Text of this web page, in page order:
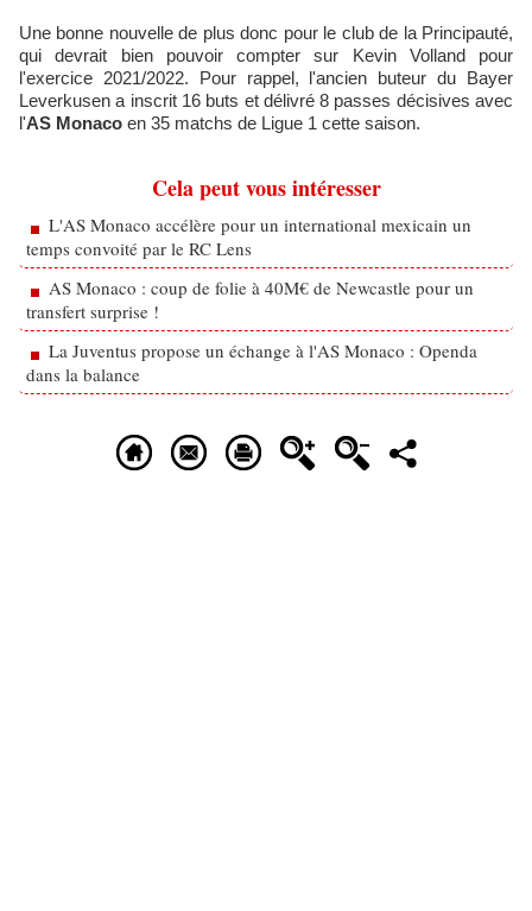
Une bonne nouvelle de plus donc pour le club de la Principauté,
qui devrait bien pouvoir compter sur Kevin Volland pour
l'exercice 2021/2022. Pour rappel, l'ancien buteur du Bayer
Leverkusen a inscrit 16 buts et délivré 8 passes décisives avec
l'AS Monaco en 35 matchs de Ligue 1 cette saison.
Cela peut vous intéresser
L'AS Monaco accélère pour un international mexicain un
temps convoité par le RC Lens
AS Monaco : coup de folie à 40M€ de Newcastle pour un
transfert surprise !
La Juventus propose un échange à l'AS Monaco : Openda
dans la balance